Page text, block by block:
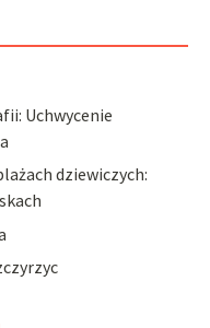
Uchwycenie
dziewiczych: